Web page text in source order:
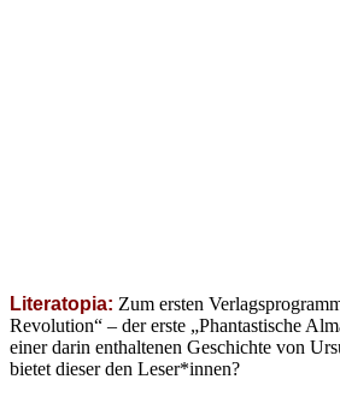
Literatopia: Zum ersten
Revolution“ – der erste „Phantastische
einer darin enthaltenen Geschichte von
bietet dieser den Leser*innen?